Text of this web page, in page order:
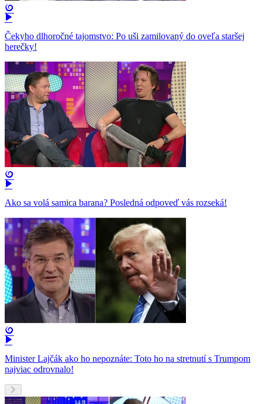
Čekyho dlhoročné tajomstvo: Po uši zamilovaný do oveľa staršej
herečky!
Ako sa volá samica barana? Posledná odpoveď vás rozseká!
Minister Lajčák ako ho nepoznáte: Toto ho na stretnutí s Trumpom
najviac odrovnalo!